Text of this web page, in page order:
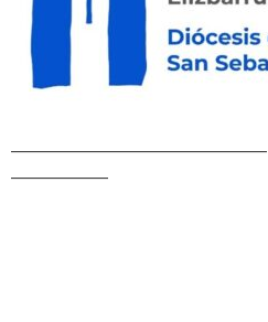
–––––––––––––––––––––––––––––
–––––––––––